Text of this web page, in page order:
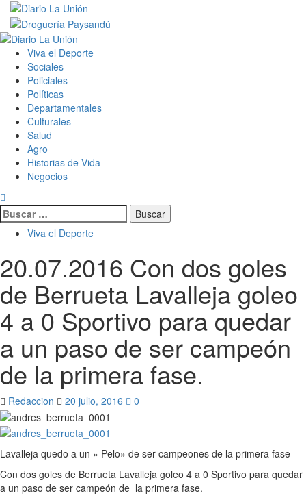
Saltar
contenido
Menú
primarioViva el Deporte
Sociales
Policiales
Políticas
Departamentales
Culturales
Salud
Agro
Historias de Vida
Negocios
Buscar:
Viva el Deporte
20.07.2016 Con dos goles
de Berrueta Lavalleja goleo
4 a 0 Sportivo para quedar
a un paso de ser campeón
de la primera fase.
Redaccion 20 julio, 2016 0
Lavalleja quedo a un » Pelo» de ser campeones de la primera fase
Con dos goles de Berrueta Lavalleja goleo 4 a 0 Sportivo para quedar
a un paso de ser campeón de la primera fase.